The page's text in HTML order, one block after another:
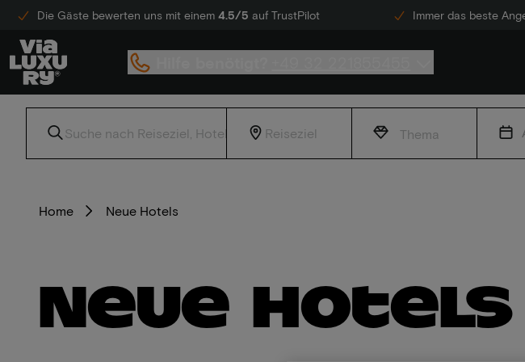
Die Gäste bewerten uns mit einem 4.5/5 auf TrustPilot Immer das beste
Thema
Home Neue Hotels
Neue Hotels